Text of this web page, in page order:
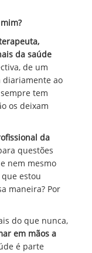
da saúde
de um
diariamente ao
tem
os deixam
da
questões
nem mesmo
estou
maneira? Por
do que nunca,
em mãos a
é parte